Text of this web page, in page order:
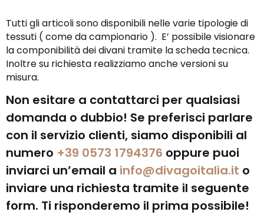
Tutti gli articoli sono disponibili nelle varie tipologie di
tessuti ( come da campionario ). E’ possibile visionare
la componibilità dei divani tramite la scheda tecnica.
Inoltre su richiesta realizziamo anche versioni su
misura.
Non esitare a contattarci per qualsiasi
domanda o dubbio! Se preferisci parlare
con il servizio clienti, siamo disponibili al
numero +39 0573 1794376 oppure puoi
inviarci un’email a info@divagoitalia.it o
inviare una richiesta tramite il seguente
form. Ti risponderemo il prima possibile!